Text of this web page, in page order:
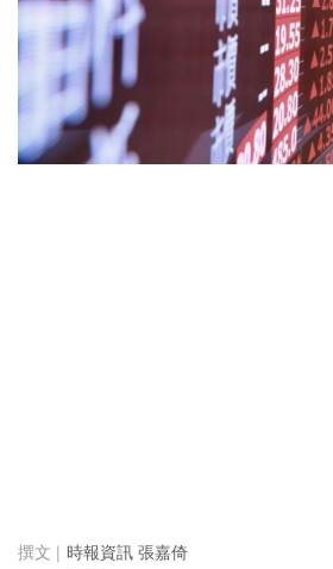
時報資訊 張嘉倚